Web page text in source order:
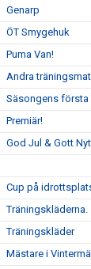
Genarp
ÖT Smygehuk
Puma Van!
Andra
Säsongens första
Premiär!
God Jul & Gott
Cup på
Träningskläderna.
Träningskläder
Mästare i